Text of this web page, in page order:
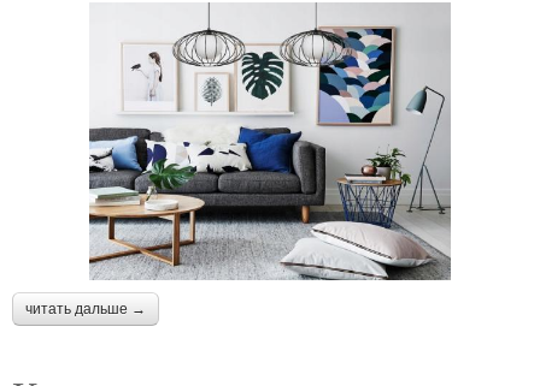
читать дальше →